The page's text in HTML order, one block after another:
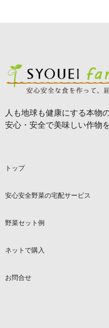
人も地球も健康にする本物
安心・安全で美味しい作物
トップ
安心安全野菜の宅配サービス
野菜セット例
ネットで購入
お問合せ